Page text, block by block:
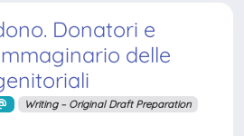
Donatori e
delle
Writing – Original Draft Preparation